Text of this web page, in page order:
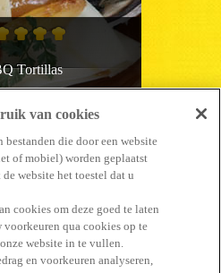
Tortillas
Makkelijk
van cookies
die door een website
of mobiel) worden geplaatst
website het toestel dat u
cookies om deze goed te laten
voorkeuren qua cookies op te
website in te vullen.
en voorkeuren analyseren,